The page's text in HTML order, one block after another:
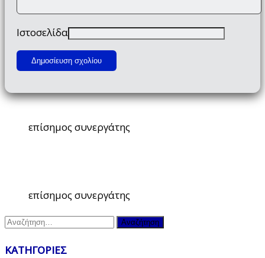
Ιστοσελίδα
επίσημος συνεργάτης
επίσημος συνεργάτης
Αναζήτηση
ΚΑΤΗΓΟΡΙΕΣ